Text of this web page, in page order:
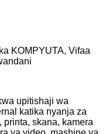
KOMPYUTA, Vifaa
upitishaji wa
katika nyanja za
skana, kamera